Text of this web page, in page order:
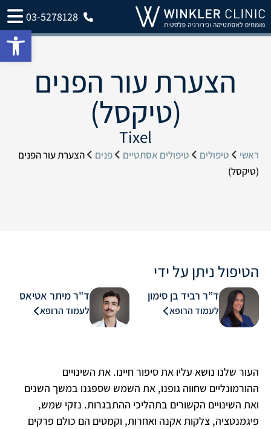
03-5278128
הצערת עור הפנים
(טיקסל)
Tixel
ראשי טיפולים טיפולים אסתטיים פנים
הצערת עור הפנים
(טיקסל)
הטיפול ניתן על ידי
ד”ר רביד בן סימון
לעמוד הרופא
ד"ר מיתר אטיאס
לעמוד הרופא
העור שלנו נושא עליו את סיפור חיינו. את השינויים
ההורמונליים שחווה גופנו, את השמש שספגנו במשך השנים
ואת השינויים הקשורים בתהליכי ההתבגרות. נזקי שמש,
פיגמנטציה, צלקות אקנה ואחרות, וקמטים הם כולם פרקים